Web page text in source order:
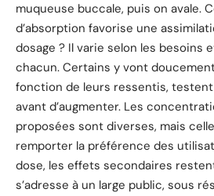
muqueuse buccale, puis on avale.
d’absorption favorise une
dosage ? Il varie selon les besoins
chacun. Certains y vont
fonction de leurs ressentis,
avant d’augmenter. Les
proposées sont diverses, mais
remporter la préférence des
dose, les effets secondaires
s’adresse à un large public, sous